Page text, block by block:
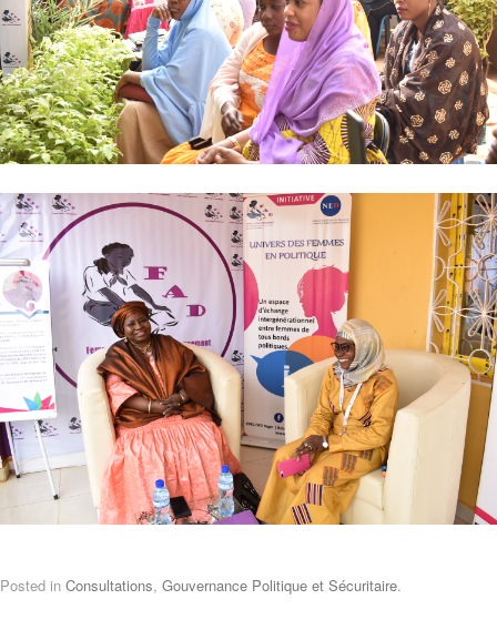
Posted in Consultations, Gouvernance Politique et Sécuritaire.